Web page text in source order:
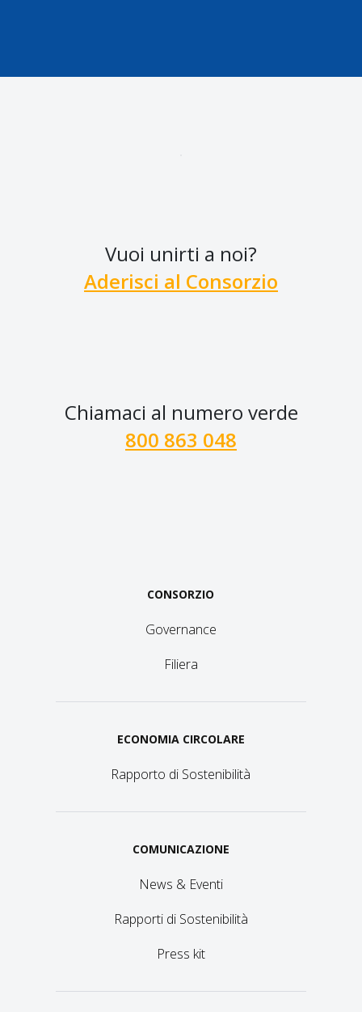
Vuoi unirti a noi?
Aderisci al Consorzio
Chiamaci al numero verde
800 863 048
CONSORZIO
Governance
Filiera
ECONOMIA CIRCOLARE
Rapporto di Sostenibilità
COMUNICAZIONE
News & Eventi
Rapporti di Sostenibilità
Press kit